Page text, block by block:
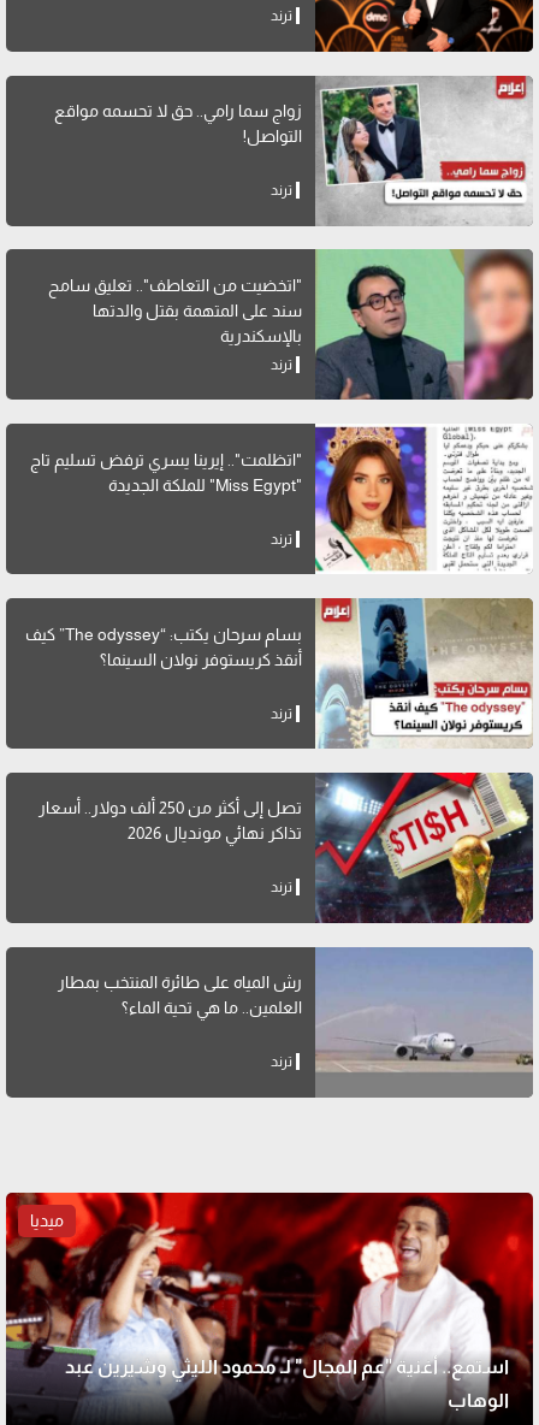
ترند
زواج سما رامي.. حق لا تحسمه مواقع
التواصل!
ترند
"اتخضيت من التعاطف".. تعليق سامح
سند على المتهمة بقتل والدتها
بالإسكندرية
ترند
"اتظلمت".. إيرينا يسري ترفض تسليم تاج
"Miss Egypt" للملكة الجديدة
ترند
بسام سرحان يكتب: “The odyssey” كيف
أنقذ كريستوفر نولان السينما؟
ترند
تصل إلى أكثر من 250 ألف دولار.. أسعار
تذاكر نهائي مونديال 2026
ترند
رش المياه على طائرة المنتخب بمطار
العلمين.. ما هي تحية الماء؟
ترند
ميديا
استمع.. أغنية "عم المجال" لـ محمود الليثي وشيرين عبد
الوهاب